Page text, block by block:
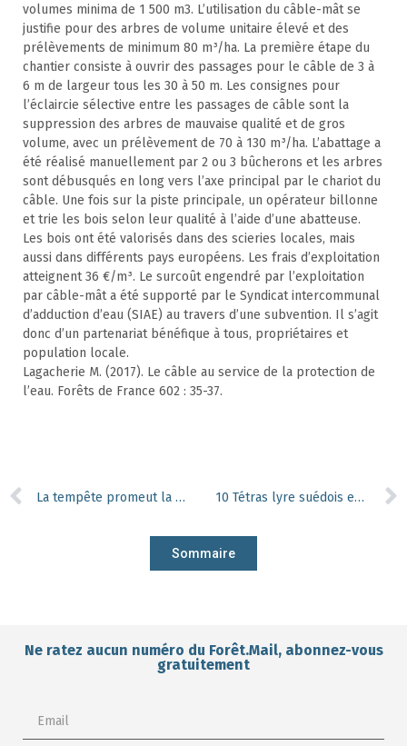
volumes minima de 1 500 m3. L’utilisation du câble-mât se
justifie pour des arbres de volume unitaire élevé et des
prélèvements de minimum 80 m³/ha. La première étape du
chantier consiste à ouvrir des passages pour le câble de 3 à
6 m de largeur tous les 30 à 50 m. Les consignes pour
l’éclaircie sélective entre les passages de câble sont la
suppression des arbres de mauvaise qualité et de gros
volume, avec un prélèvement de 70 à 130 m³/ha. L’abattage a
été réalisé manuellement par 2 ou 3 bûcherons et les arbres
sont débusqués en long vers l’axe principal par le chariot du
câble. Une fois sur la piste principale, un opérateur billonne
et trie les bois selon leur qualité à l’aide d’une abatteuse.
Les bois ont été valorisés dans des scieries locales, mais
aussi dans différents pays européens. Les frais d’exploitation
atteignent 36 €/m³. Le surcoût engendré par l’exploitation
par câble-mât a été supporté par le Syndicat intercommunal
d’adduction d’eau (SIAE) au travers d’une subvention. Il s’agit
donc d’un partenariat bénéfique à tous, propriétaires et
population locale.
Lagacherie M. (2017). Le câble au service de la protection de
l’eau. Forêts de France 602 : 35-37.
La tempête promeut la diversité des insectes en forêt 10 Tétras lyre suédois en Wallonie
Sommaire
Ne ratez aucun numéro du Forêt.Mail, abonnez-vous
gratuitement